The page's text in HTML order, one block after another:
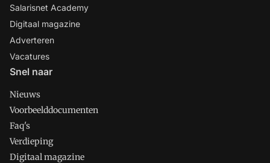
Salarisnet Academy
Digitaal magazine
Adverteren
Vacatures
Snel naar
Nieuws
Voorbeelddocumenten
Faq's
Verdieping
Digitaal magazine